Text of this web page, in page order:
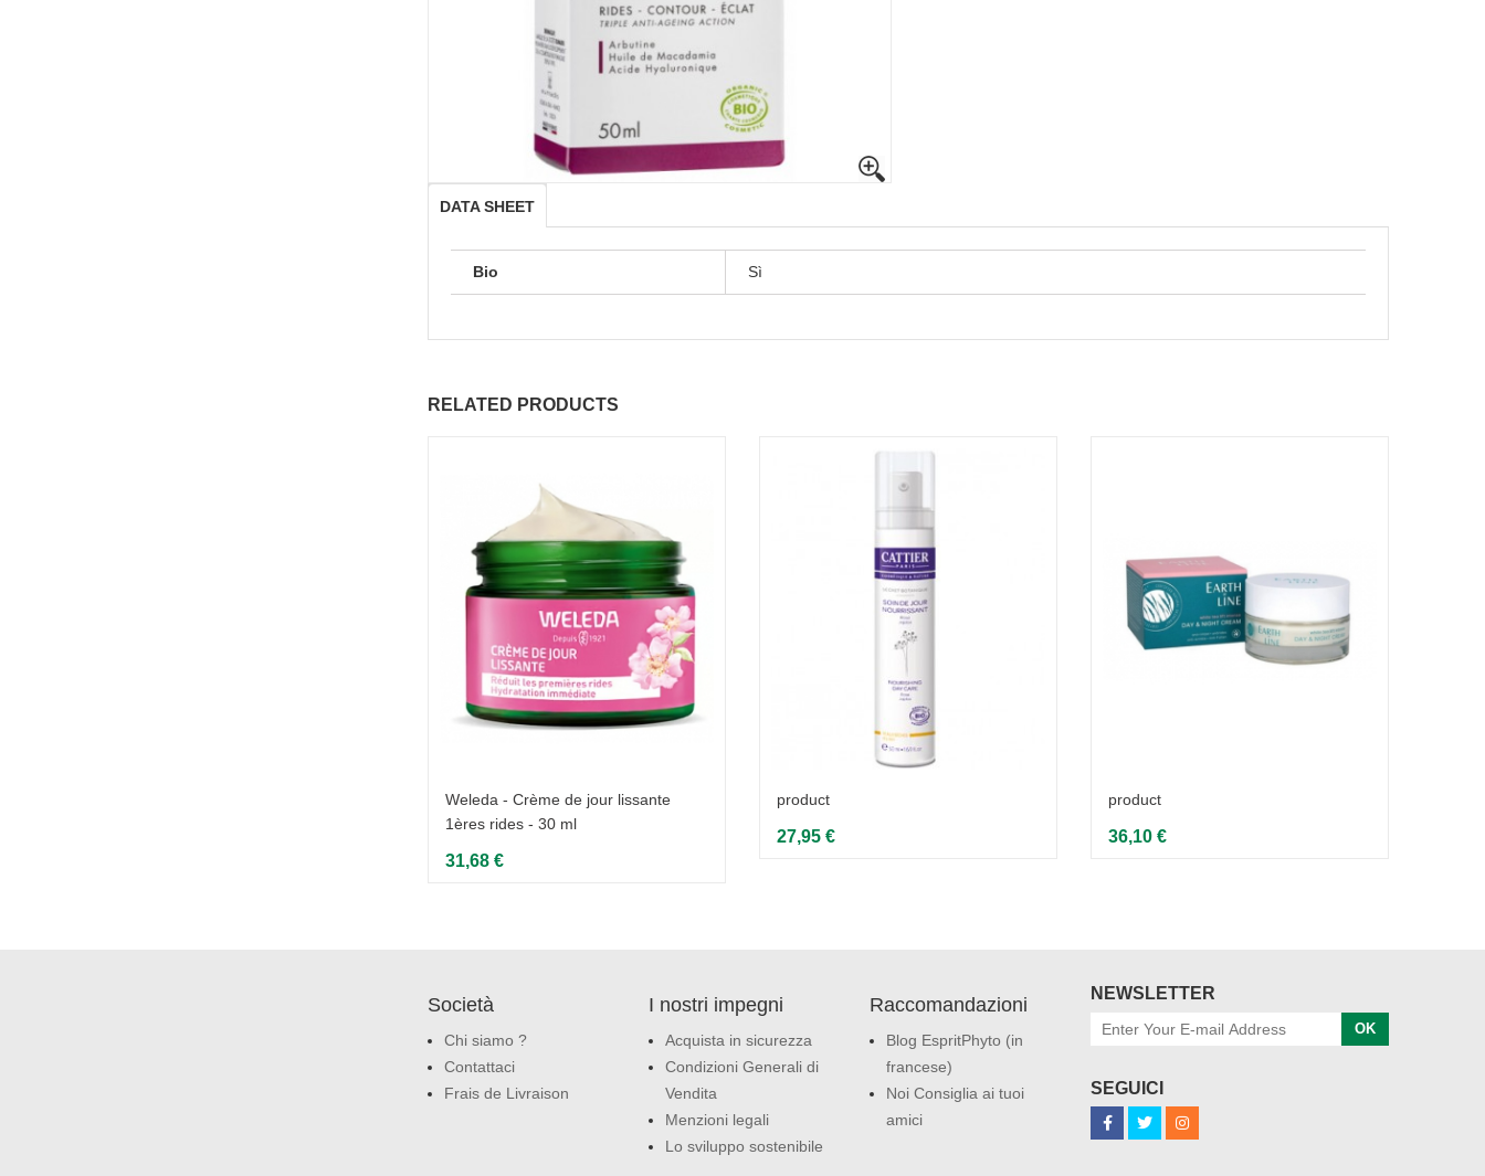
DATA SHEET
Bio Sì
RELATED PRODUCTS
Weleda - Crème de jour lissante
1ères rides - 30 ml
31,68 €
product
27,95 €
product
36,10 €
Società
Chi siamo ?
Contattaci
Frais de Livraison
I nostri impegni
Acquista in sicurezza
Condizioni Generali di
Vendita
Menzioni legali
Lo sviluppo sostenibile
Raccomandazioni
Blog EspritPhyto (in
francese)
Noi Consiglia ai tuoi
amici
NEWSLETTER
OK
SEGUICI